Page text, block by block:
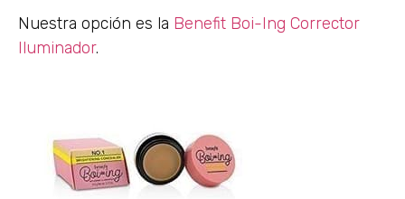
Nuestra opción es la Benefit Boi-Ing Corrector
Iluminador.